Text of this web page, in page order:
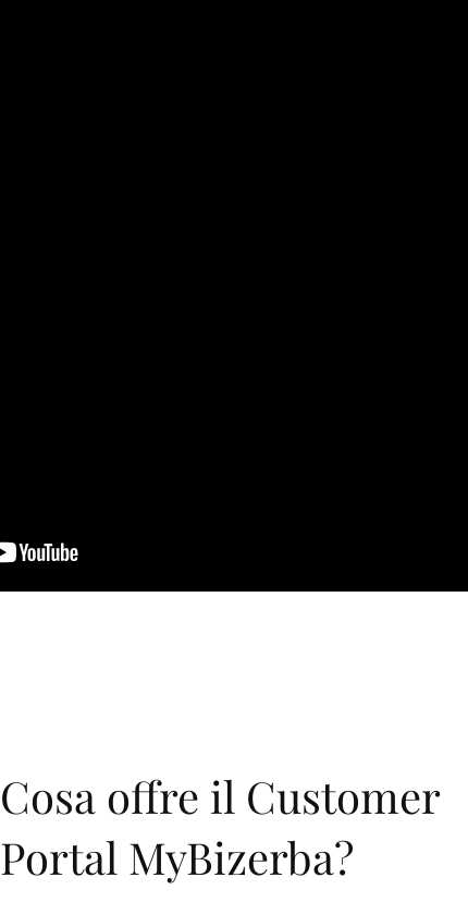
Cosa offre il Customer
Portal MyBizerba?